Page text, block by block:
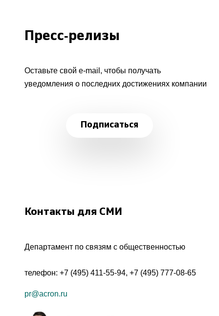
Пресс-релизы
Оставьте свой e-mail, чтобы получать
уведомления о последних достижениях компании
Подписаться
Контакты для СМИ
Департамент по связям с общественностью
телефон: +7 (495) 411-55-94, +7 (495) 777-08-65
pr@acron.ru